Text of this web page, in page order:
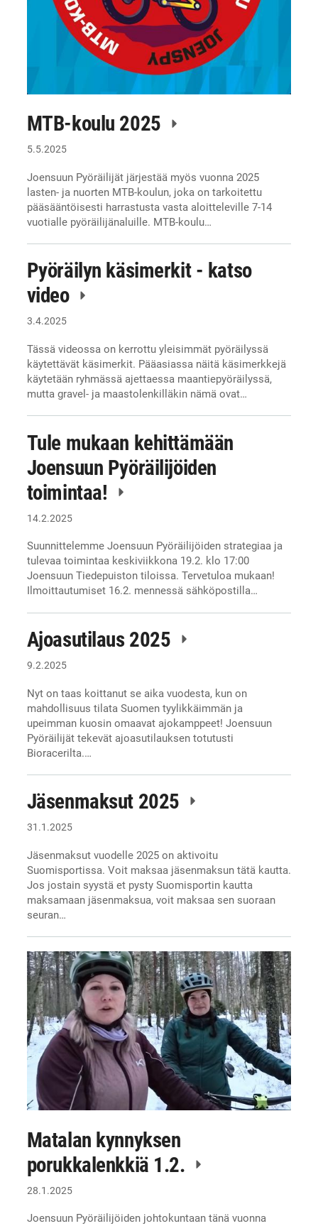
MTB-koulu 2025
5.5.2025
Joensuun Pyöräilijät järjestää myös vuonna 2025
lasten- ja nuorten MTB-koulun, joka on tarkoitettu
pääsääntöisesti harrastusta vasta aloitteleville 7-14
vuotialle pyöräilijänaluille. MTB-koulu…
Pyöräilyn käsimerkit - katso
video
3.4.2025
Tässä videossa on kerrottu yleisimmät pyöräilyssä
käytettävät käsimerkit. Pääasiassa näitä käsimerkkejä
käytetään ryhmässä ajettaessa maantiepyöräilyssä,
mutta gravel- ja maastolenkilläkin nämä ovat…
Tule mukaan kehittämään
Joensuun Pyöräilijöiden
toimintaa!
14.2.2025
Suunnittelemme Joensuun Pyöräilijöiden strategiaa ja
tulevaa toimintaa keskiviikkona 19.2. klo 17:00
Joensuun Tiedepuiston tiloissa. Tervetuloa mukaan!
Ilmoittautumiset 16.2. mennessä sähköpostilla…
Ajoasutilaus 2025
9.2.2025
Nyt on taas koittanut se aika vuodesta, kun on
mahdollisuus tilata Suomen tyylikkäimmän ja
upeimman kuosin omaavat ajokamppeet! Joensuun
Pyöräilijät tekevät ajoasutilauksen totutusti
Bioracerilta.…
Jäsenmaksut 2025
31.1.2025
Jäsenmaksut vuodelle 2025 on aktivoitu
Suomisportissa. Voit maksaa jäsenmaksun tätä kautta.
Jos jostain syystä et pysty Suomisportin kautta
maksamaan jäsenmaksua, voit maksaa sen suoraan
seuran…
Matalan kynnyksen
porukkalenkkiä 1.2.
28.1.2025
Joensuun Pyöräilijöiden johtokuntaan tänä vuonna